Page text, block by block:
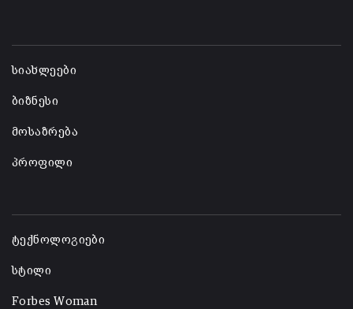
სიახლეები
ბიზნესი
მოსაზრება
პროფილი
ტექნოლოგიები
სტილი
Forbes Woman